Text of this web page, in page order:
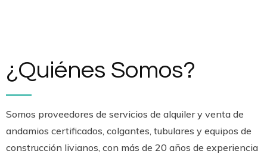
¿Quiénes Somos?
Somos proveedores de servicios de alquiler y venta de
andamios certificados, colgantes, tubulares y equipos de
construcción livianos, con más de 20 años de experiencia